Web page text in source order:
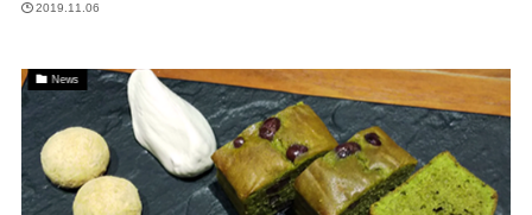
2019.11.06
News